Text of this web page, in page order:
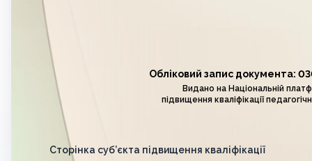
Обліковий запис документа:
Видано на Національній
підвищення кваліфікації
Сторінка суб’єкта підвищення кваліфікації